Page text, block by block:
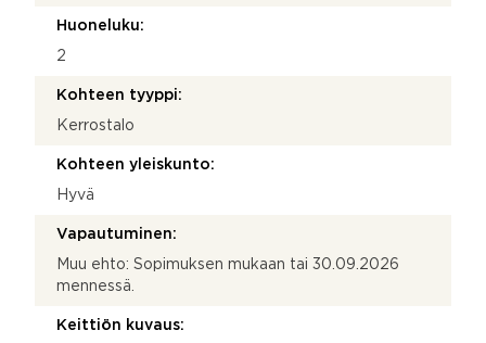
Huoneluku:
2
Kohteen tyyppi:
Kerrostalo
Kohteen yleiskunto:
Hyvä
Vapautuminen:
Muu ehto: Sopimuksen mukaan tai 30.09.2026
mennessä.
Keittiön kuvaus: